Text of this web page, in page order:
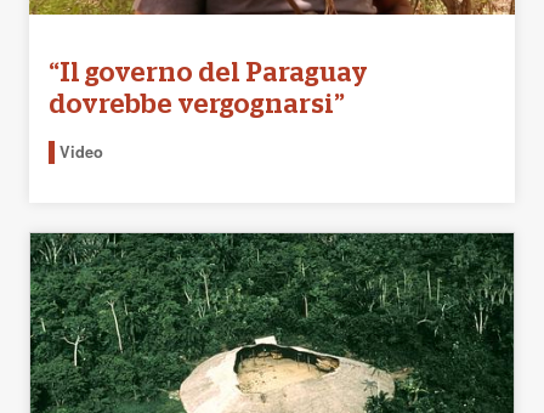
“Il governo del Paraguay
dovrebbe vergognarsi”
Video